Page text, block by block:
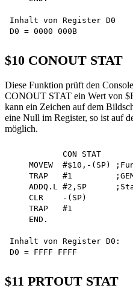
Inhalt von Register D0
$10 CONOUT STAT
Diese Funktion prüft den
CONOUT STAT ein Wert von
kann ein Zeichen auf dem
eine Null im Register, so ist auf
möglich.
           CON STAT
MOVEW  #$10,-(SP)
TRAP   #1
ADDQ.L #2,SP
    CLR    -(SP)
    TRAP   #1
    END.
Inhalt von Register D0:
$11 PRTOUT STAT